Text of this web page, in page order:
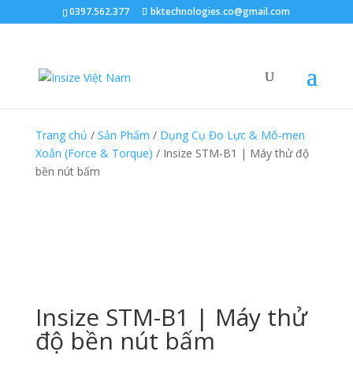
0397.562.377 bktechnologies.co@gmail.com
Trang chủ / Sản Phẩm / Dụng Cụ Đo Lực & Mô-men
Xoắn (Force & Torque) / Insize STM-B1 | Máy thử độ
bền nút bấm
Insize STM-B1 | Máy thử
độ bền nút bấm